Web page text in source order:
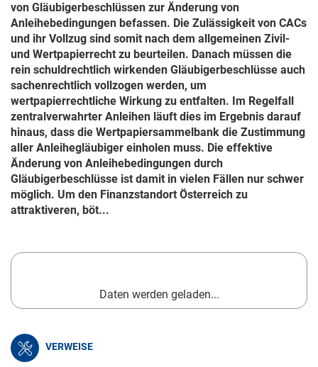
von Gläubigerbeschlüssen zur Änderung von
Anleihebedingungen befassen. Die Zulässigkeit von CACs
und ihr Vollzug sind somit nach dem allgemeinen Zivil-
und Wertpapierrecht zu beurteilen. Danach müssen die
rein schuldrechtlich wirkenden Gläubigerbeschlüsse auch
sachenrechtlich vollzogen werden, um
wertpapierrechtliche Wirkung zu entfalten. Im Regelfall
zentralverwahrter Anleihen läuft dies im Ergebnis darauf
hinaus, dass die Wertpapiersammelbank die Zustimmung
aller Anleihegläubiger einholen muss. Die effektive
Änderung von Anleihebedingungen durch
Gläubigerbeschlüsse ist damit in vielen Fällen nur schwer
möglich. Um den Finanzstandort Österreich zu
attraktiveren, böt...
Daten werden geladen...
VERWEISE